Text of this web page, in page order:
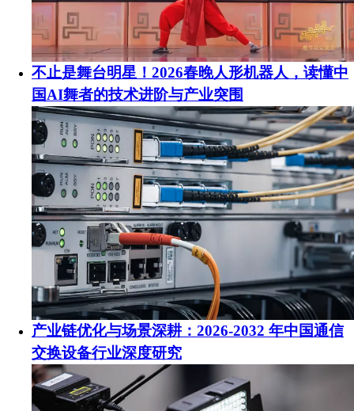
不止是舞台明星！2026春晚人形机器人，读懂中
国AI舞者的技术进阶与产业突围
产业链优化与场景深耕：2026-2032 年中国通信
交换设备行业深度研究